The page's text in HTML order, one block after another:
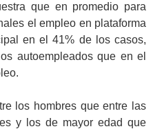
que en promedio para
el empleo en plataforma
en el 41% de los casos,
autoempleados que en el
los hombres que entre las
y los de mayor edad que